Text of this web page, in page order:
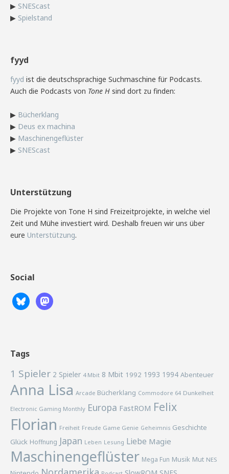
▶ SNEScast
▶ Spielstand
fyyd
fyyd ist die deutschsprachige Suchmaschine für Podcasts.
Auch die Podcasts von Tone H sind dort zu finden:
▶ Bücherklang
▶ Deus ex machina
▶ Maschinengeflüster
▶ SNEScast
Unterstützung
Die Projekte von Tone H sind Freizeitprojekte, in welche viel
Zeit und Mühe investiert wird. Deshalb freuen wir uns über
eure Unterstützung.
Social
Tags
1 Spieler 2 Spieler 4 Mbit 8 Mbit 1992 1993 1994 Abenteuer
Anna Lisa Arcade Bücherklang Commodore 64 Dunkelheit
Electronic Gaming Monthly Europa FastROM Felix
Florian Freiheit Freude Game Genie Geheimnis Geschichte
Glück Hoffnung Japan Leben Lesung Liebe Magie
Maschinengeflüster Mega Fun Musik Mut NES